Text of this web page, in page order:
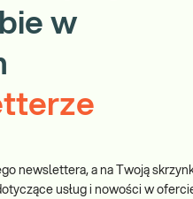
w
newslettera, a na Twoją
usług i nowości w